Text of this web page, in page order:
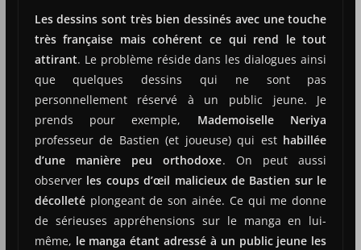
Les dessins sont très bien dessinés avec une touche
très française mais cohérent ce qui rend le tout
attirant. Le problème réside dans les dialogues ainsi
que quelques dessins qui ne sont pas
personnellement réservé à un public jeune. Je
prends pour exemple, Mademoiselle Neriya
professeur de Bastien (et joueuse) qui est habillée
d’une manière peu orthodoxe. On peut aussi
observer les coups d’œil malicieux de Bastien sur le
décolletéplongeant de son ainée. Ce qui me donne
de sérieuses appréhensions sur le manga en lui-
même, le manga étant adressé à un public jeune les